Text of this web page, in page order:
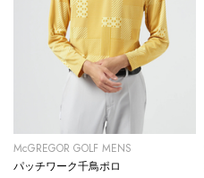
McGREGOR GOLF MENS
パッチワーク千鳥ポロ